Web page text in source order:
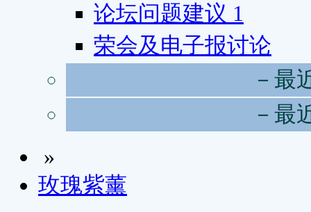
论坛问题建议 1
荣会及电子报讨论
－最
－最
»
玫瑰紫薰